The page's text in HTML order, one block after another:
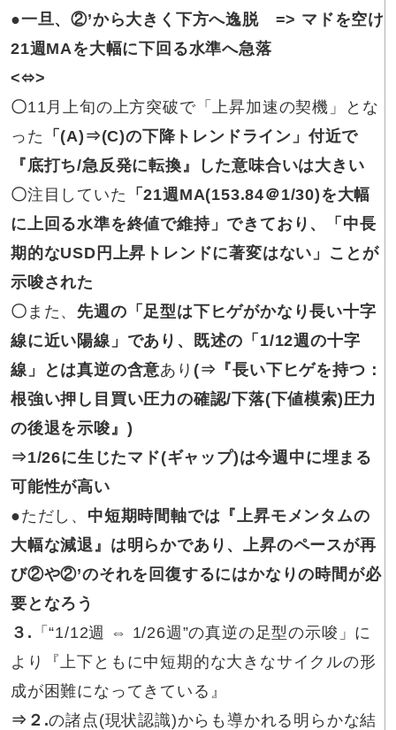
●一旦、②’から大きく下方へ逸脱 => マドを空け
21週MAを大幅に下回る水準へ急落
<⬄>
〇11月上旬の上方突破で「上昇加速の契機」とな
った
「(A)⇒(C)の下降トレンドライン」付近で
『底打ち/急反発に転換』した意味合いは大きい
〇注目していた
「21週MA(153.84＠1/30)を大幅
に上回る水準を終値で維持」できており、「中長
期的なUSD円上昇トレンドに著変はない」ことが
示唆された
〇 また、 先週の「足型は下ヒゲがかなり長い十字
線に近い陽線」であり、既述の「1/12週の十字
線」とは真逆の含意あり (⇒『長い下ヒゲを持つ：
根強い押し目買い圧力の確認/下落(下値模索)圧力
の後退を示唆』)
⇒1/26に生じたマド(ギャップ)は今週中に埋まる
可能性が高い
●ただし、 中短期時間軸では『上昇モメンタムの
大幅な減退』は明らかであり、上昇のペースが再
び②や②’のそれを回復するにはかなりの時間が必
要となろう
３. 「“1/12週 ⇔ 1/26週”の真逆の足型の示唆」に
より『上下ともに中短期的な大きなサイクルの形
成が困難になってきている』
⇒２.の諸点(現状認識)からも導かれる明らかな結